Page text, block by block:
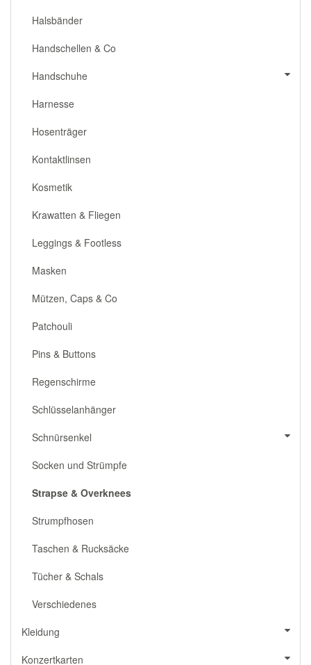
Halsbänder
Handschellen & Co
Handschuhe
Harnesse
Hosenträger
Kontaktlinsen
Kosmetik
Krawatten & Fliegen
Leggings & Footless
Masken
Mützen, Caps & Co
Patchouli
Pins & Buttons
Regenschirme
Schlüsselanhänger
Schnürsenkel
Socken und Strümpfe
Strapse & Overknees
Strumpfhosen
Taschen & Rucksäcke
Tücher & Schals
Verschiedenes
Kleidung
Konzertkarten